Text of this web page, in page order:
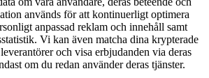
används för att kontinuerligt optimera
anpassad reklam och innehåll samt
Vi kan även matcha dina krypterade
och visa erbjudanden via deras
om du redan använder deras tjänster.